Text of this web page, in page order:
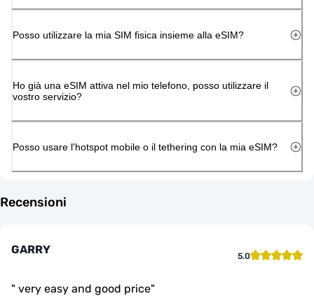
Posso utilizzare la mia SIM fisica insieme alla eSIM?
Ho già una eSIM attiva nel mio telefono, posso utilizzare il
vostro servizio?
Posso usare l'hotspot mobile o il tethering con la mia eSIM?
Recensioni
GARRY 5.0
" very easy and good price"